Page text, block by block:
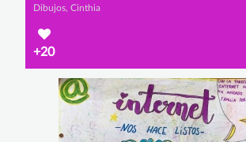
Dibujos, Cinthia
+20